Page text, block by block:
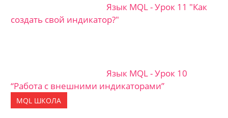
Язык MQL - Урок 11 "Как
создать свой индикатор?"
Язык MQL - Урок 10
“Работа с внешними индикаторами”
MQL ШКОЛА